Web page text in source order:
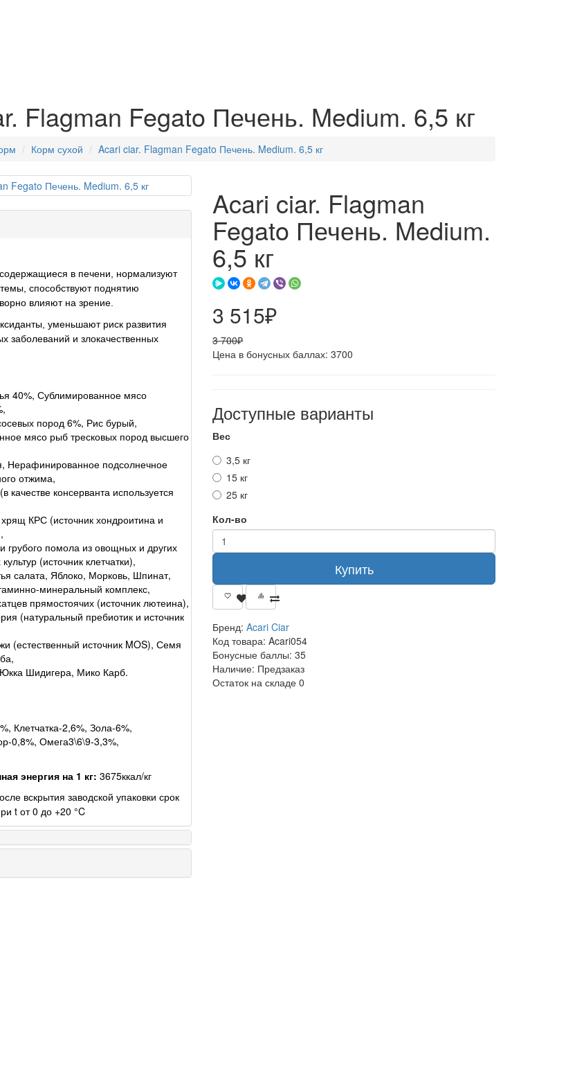
Flagman Fegato Печень. Medium. 6,5 кг
Корм сухой Acari ciar. Flagman Fegato Печень. Medium. 6,5 кг
в печени, нормализуют
способствуют поднятию
влияют на зрение.
уменьшают риск развития
заболеваний и злокачественных
40%, Сублимированное мясо
пород 6%, Рис бурый,
мясо рыб тресковых пород высшего
Нерафинированное подсолнечное
отжима,
качестве консерванта используется
КРС (источник хондроитина и
грубого помола из овощных и других
(источник клетчатки),
салата, Яблоко, Морковь, Шпинат,
минеральный комплекс,
прямостоячих (источник лютеина),
(натуральный пребиотик и источник
(естественный источник MOS), Семя
Шидигера, Мико Карб.
Клетчатка-2,6%, Зола-6%,
0,8%, Омега3\6\9-3,3%,
энергия на 1 кг: 3675ккал/кг
вскрытия заводской упаковки срок
t от 0 до +20 °C
Acari ciar. Flagman
Fegato Печень. Medium.
6,5 кг
3 515₽
3 700₽
Цена в бонусных баллах: 3700
Доступные варианты
Вес
3,5 кг
15 кг
25 кг
Кол-во
Купить
Бренд: Acari Ciar
Код товара: Acari054
Бонусные баллы: 35
Наличие: Предзаказ
Остаток на складе 0